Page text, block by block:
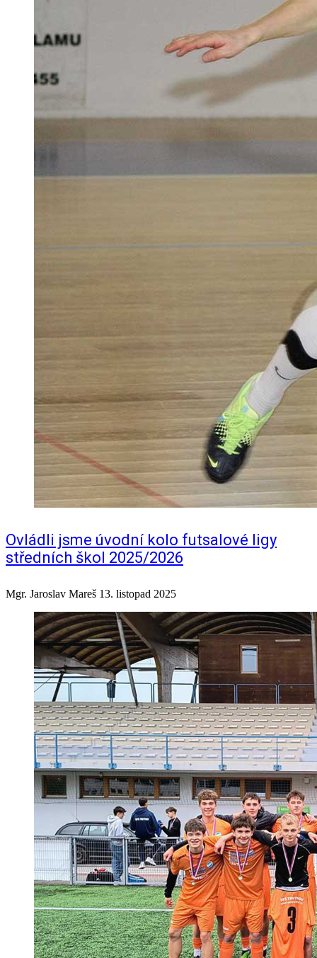
Ovládli jsme úvodní kolo futsalové ligy
středních škol 2025/2026
Mgr. Jaroslav Mareš 13. listopad 2025